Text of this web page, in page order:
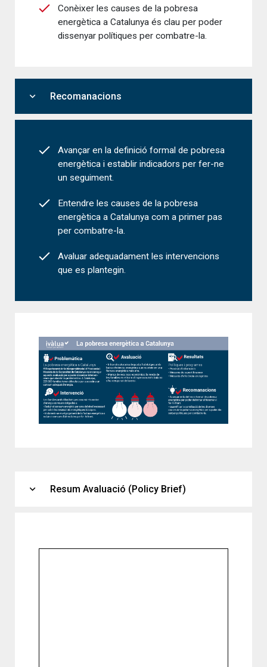
Conèixer les causes de la pobresa
energètica a Catalunya és clau per poder
dissenyar polítiques per combatre-la.
expand_more Recomanacions
Avançar en la definició formal de pobresa
energètica i establir indicadors per fer-ne
un seguiment.
Entendre les causes de la pobresa
energètica a Catalunya com a primer pas
per combatre-la.
Avaluar adequadament les intervencions
que es plantegin.
expand_more Resum Avaluació (Policy Brief)